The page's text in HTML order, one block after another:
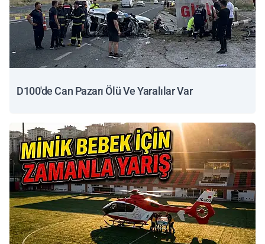
D100'de Can Pazarı Ölü Ve Yaralılar Var